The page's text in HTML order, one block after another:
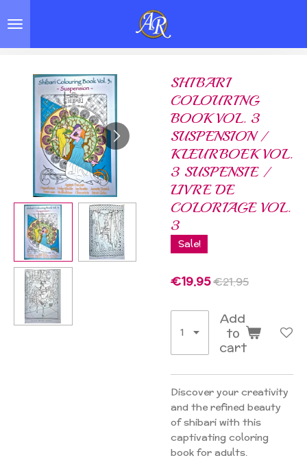
to
SHIBARI
COLOURING
BOOK VOL. 3
SUSPENSION /
KLEURBOEK VOL.
3 SUSPENSIE /
LIVRE DE
COLORIAGE VOL.
3
Sale!
€19.95€21.95
Add
to
cart
Discover your creativity
and the refined beauty
of shibari with this
captivating coloring
book for adults.